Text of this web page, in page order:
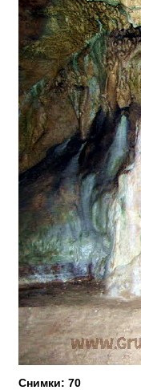
Снимки: 70